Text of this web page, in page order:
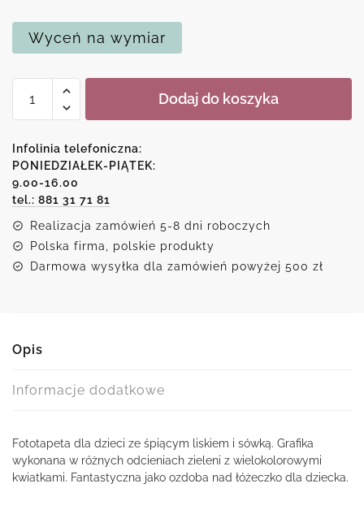
Wyceń na wymiar
Fototapeta
dzieci
Łąka
ze
zwierzątkami
Dodaj do koszyka
Infolinia telefoniczna:
PONIEDZIAŁEK-PIĄTEK:
9.00-16.00
tel.: 881 31 71 81
Realizacja zamówień 5-8 dni roboczych
Polska firma, polskie produkty
Darmowa wysyłka dla zamówień powyżej 500 zł
Opis
Informacje dodatkowe
Fototapeta dla dzieci ze śpiącym liskiem i sówką. Grafika
wykonana w różnych odcieniach zieleni z wielokolorowymi
kwiatkami. Fantastyczna jako ozdoba nad łóżeczko dla dziecka.